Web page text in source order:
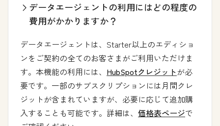
データエージェントの利用にはどの程度の
費用がかかりますか？
データエージェントは、Starter以上のエディショ
ンをご契約の全てのお客さまがご利用いただけま
す。本機能の利用には、 HubSpotクレジットが必
要です。一部のサブスクリプションには月間クレ
ジットが含まれていますが、必要に応じて追加購
入することも可能です。詳細は、 価格表ページで